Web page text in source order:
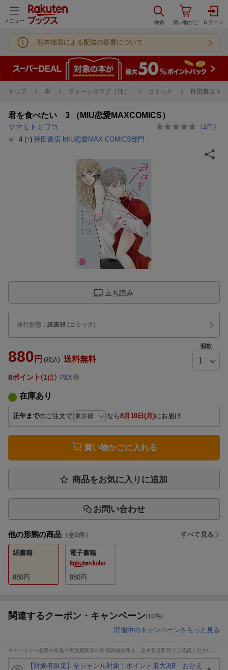
メニュー
熊本地震による配送の影響について
トップ 本 ティーンズラブ（TL） コミック 秋田書店
君を食べたい 3 （MIU恋愛MAXCOMICS）
ヤマモトミワコ （ 2件）
4 (↑) 秋田書店 MIU恋愛MAX COMICS部門
立ち読み
発行形態 ： 紙書籍 (コミック)
880 円 (税込) 送料無料
個数
8ポイント 1倍 内訳
在庫あり
正午までのご注文で なら8月10日(月)にお届け
買い物かごに入れる
商品をお気に入りに追加
お問い合わせ
他の形態の商品 （全2件） すべて見る
紙書籍
880円
電子書籍
880円
関連するクーポン・キャンペーン(10件)
開催中のキャンペーンをもっと見る
※エントリー必要の有無や実施期間等の各種詳細条件は、必ず各説明頁でご確認ください。
【対象者限定】全ジャンル対象！ポイント最大3倍 おかえ